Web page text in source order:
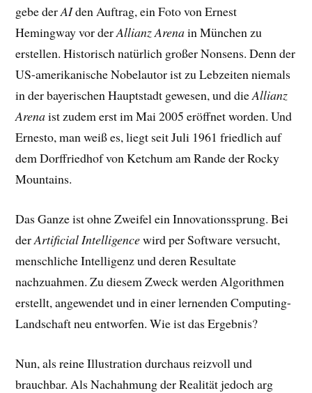
gebe derAIden Auftrag, ein Foto von Ernest
Hemingway vor derAllianz Arenain München zu
erstellen. Historisch natürlich großer Nonsens. Denn der
US-amerikanische Nobelautor ist zu Lebzeiten niemals
in der bayerischen Hauptstadt gewesen, und dieAllianz
Arenaist zudem erst im Mai 2005 eröffnet worden. Und
Ernesto, man weiß es, liegt seit Juli 1961 friedlich auf
dem Dorffriedhof von Ketchum am Rande der Rocky
Mountains.
Das Ganze ist ohne Zweifel ein Innovationssprung. Bei
derArtificial Intelligencewird per Software versucht,
menschliche Intelligenz und deren Resultate
nachzuahmen. Zu diesem Zweck werden Algorithmen
erstellt, angewendet und in einer lernenden Computing-
Landschaft neu entworfen. Wie ist das Ergebnis?
Nun, als reine Illustration durchaus reizvoll und
brauchbar. Als Nachahmung der Realität jedoch arg